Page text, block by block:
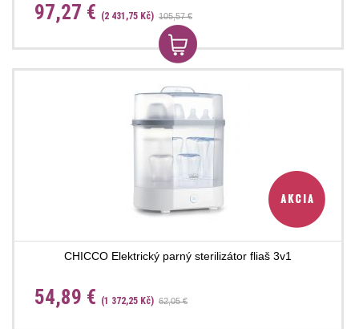
97,27 € (2 431,75 Kč) 105,57 €
CHICCO Elektrický parný sterilizátor fliaš 3v1
54,89 € (1 372,25 Kč) 62,05 €